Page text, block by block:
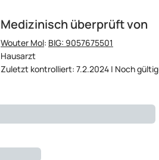
Medizinisch überprüft von
Wouter Mol: BIG: 9057675501
Hausarzt
Zuletzt kontrolliert: 7.2.2024 | Noch gültig